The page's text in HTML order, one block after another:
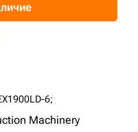
6;
Machinery